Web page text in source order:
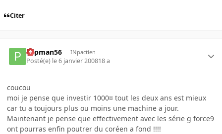
Citer
pspman56 INpactien
Posté(e) le 6 janvier 200818 a
coucou
moi je pense que investir 1000¤ tout les deux ans est mieux
car tu a toujours plus ou moins une machine a jour.
Maintenant je pense que effectivement avec les série g force9
ont pourras enfin poutrer du coréen a fond !!!!